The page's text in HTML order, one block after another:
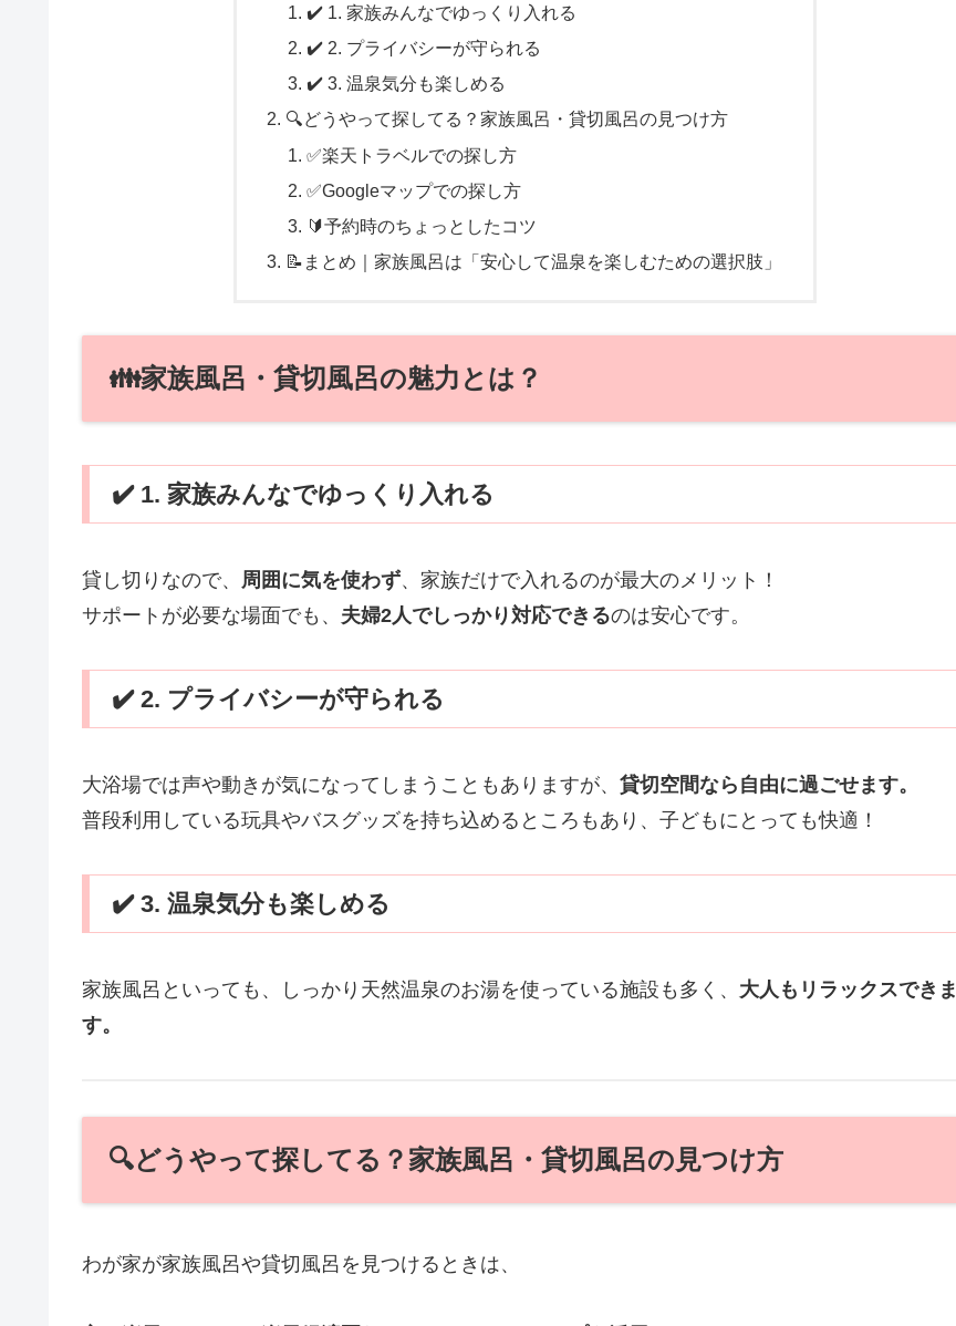
✔️ 1. 家族みんなでゆっくり入れる
✔️ 2. プライバシーが守られる
✔️ 3. 温泉気分も楽しめる
🔍どうやって探してる？家族風呂・貸切風呂の見つけ方
✅楽天トラベルでの探し方
✅Googleマップでの探し方
🔰予約時のちょっとしたコツ
📝まとめ｜家族風呂は「安心して温泉を楽しむための選択肢」
👪家族風呂・貸切風呂の魅力とは？
✔️ 1. 家族みんなでゆっくり入れる
貸し切りなので、 周囲に気を使わず、家族だけで入れるのが最大のメリット！
サポートが必要な場面でも、 夫婦2人でしっかり対応できるのは安心です。
✔️ 2. プライバシーが守られる
大浴場では声や動きが気になってしまうこともありますが、 貸切空間なら自由に過ごせます。
普段利用している玩具やバスグッズを持ち込めるところもあり、子どもにとっても快適！
✔️ 3. 温泉気分も楽しめる
家族風呂といっても、しっかり天然温泉のお湯を使っている施設も多く、 大人もリラックスできま
す。
🔍どうやって探してる？家族風呂・貸切風呂の見つけ方
わが家が家族風呂や貸切風呂を見つけるときは、